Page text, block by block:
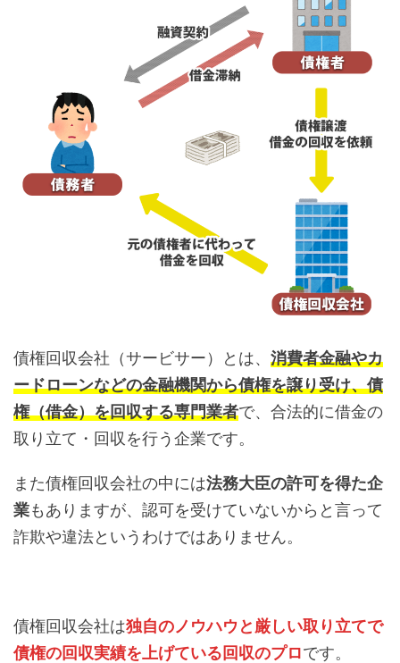
債権回収会社（サービサー）とは、 消費者金融やカ
ードローンなどの金融機関から債権を譲り受け、債
権（借金）を回収する専門業者で、合法的に借金の
取り立て・回収を行う企業です。
また債権回収会社の中には法務大臣の許可を得た企
業もありますが、認可を受けていないからと言って
詐欺や違法というわけではありません。
債権回収会社は独自のノウハウと厳しい取り立てで
債権の回収実績を上げている回収のプロです。